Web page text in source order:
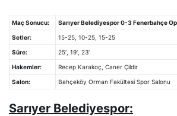
Maç Sonucu: Sarıyer Belediyespor 0-3 Fenerbahçe
Setler: 15-25, 10-25, 15-25
Süre: 25′, 19′, 23′
Hakemler: Recep Karakoç, Caner Çildir
Salon: Bahçeköy Orman Fakültesi Spor Salonu
Sarıyer Belediyespor: